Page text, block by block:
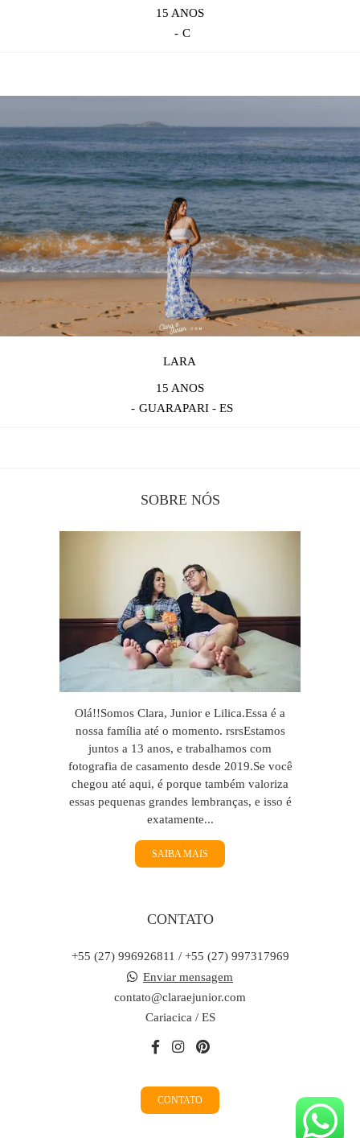
15 ANOS
C
LARA
15 ANOS
GUARAPARI - ES
SOBRE NÓS
Olá!!Somos Clara, Junior e Lilica.Essa é a
nossa família até o momento. rsrsEstamos
juntos a 13 anos, e trabalhamos com
fotografia de casamento desde 2019.Se você
chegou até aqui, é porque também valoriza
essas pequenas grandes lembranças, e isso é
exatamente...
SAIBA MAIS
CONTATO
+55 (27) 996926811 / +55 (27) 997317969
Enviar mensagem
contato@claraejunior.com
Cariacica / ES
CONTATO